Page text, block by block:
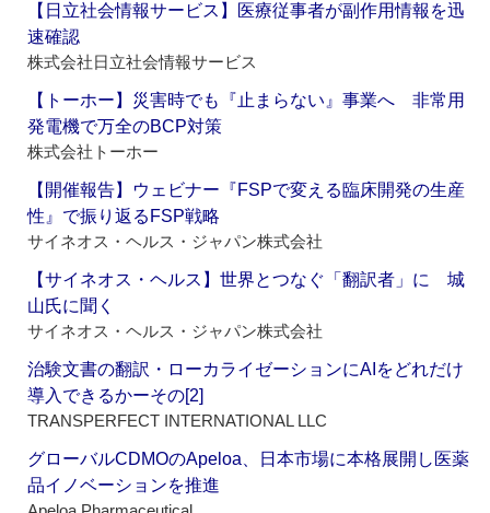
【日立社会情報サービス】医療従事者が副作用情報を迅
速確認
株式会社日立社会情報サービス
【トーホー】災害時でも『止まらない』事業へ 非常用
発電機で万全のBCP対策
株式会社トーホー
【開催報告】ウェビナー『FSPで変える臨床開発の生産
性』で振り返るFSP戦略
サイネオス・ヘルス・ジャパン株式会社
【サイネオス・ヘルス】世界とつなぐ「翻訳者」に 城
山氏に聞く
サイネオス・ヘルス・ジャパン株式会社
治験文書の翻訳・ローカライゼーションにAIをどれだけ
導入できるかーその[2]
TRANSPERFECT INTERNATIONAL LLC
グローバルCDMOのApeloa、日本市場に本格展開し医薬
品イノベーションを推進